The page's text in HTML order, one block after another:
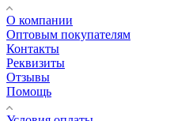
О компании
Оптовым покупателям
Контакты
Реквизиты
Отзывы
Помощь